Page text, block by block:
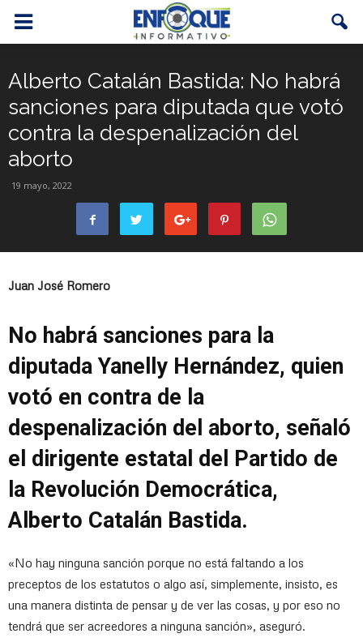
Alberto Catalán Bastida: No habrá
sanciones para diputada que votó
contra la despenalización del
aborto
19 mayo, 2022
Juan José Romero
No habrá sanciones para la
diputada Yanelly Hernández, quien
votó en contra de la
despenalización del aborto, señaló
el dirigente estatal del Partido de
la Revolución Democrática,
Alberto Catalán Bastida.
«No hay ninguna sanción porque no está faltando a los
preceptos de los estatutos o algo así, simplemente, insisto, es
una manera distinta de pensar y de ver las cosas, y por eso no
tendrá que ser acreedores a ninguna sanción», aseguró.